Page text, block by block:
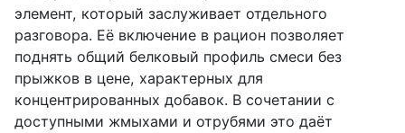
элемент, который заслуживает отдельного
разговора. Её включение в рацион позволяет
поднять общий белковый профиль смеси без
прыжков в цене, характерных для
концентрированных добавок. В сочетании с
доступными жмыхами и отрубями это даёт